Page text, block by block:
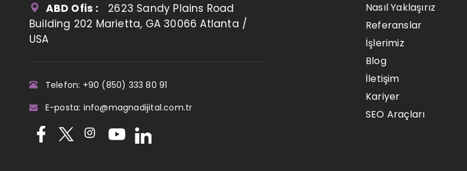
ABD Ofis : 2623 Sandy Plains Road
Building 202 Marietta, GA 30066 Atlanta /
USA
Telefon: +90 (850) 333 80 91
E-posta: info@magnadijital.com.tr
Nasıl Yaklaşırız
Referanslar
İşlerimiz
Blog
İletişim
Kariyer
SEO Araçları